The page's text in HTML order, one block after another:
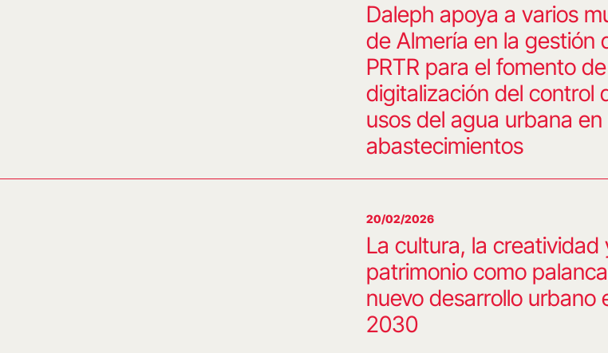
Daleph apoya a varios
de Almería en la gestión
PRTR para el fomento
digitalización del control
usos del agua urbana
abastecimientos
20/02/2026
La cultura, la creatividad
patrimonio como
nuevo desarrollo urbano
2030